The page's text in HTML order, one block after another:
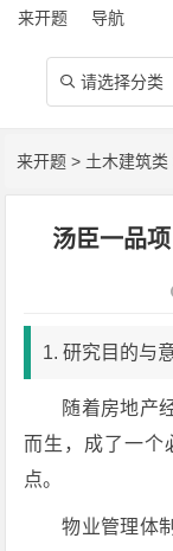
来开题 导航
 请选择分类
来开题 > 土木建筑类
汤臣一品
1. 研究目的与
随着房地产
而生，成了一个
点。
物业管理体